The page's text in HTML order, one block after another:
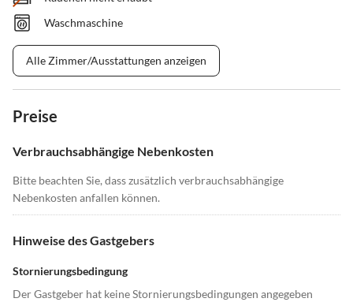
Waschmaschine
Alle Zimmer/Ausstattungen anzeigen
Preise
Verbrauchsabhängige Nebenkosten
Bitte beachten Sie, dass zusätzlich verbrauchsabhängige
Nebenkosten anfallen können.
Hinweise des Gastgebers
Stornierungsbedingung
Der Gastgeber hat keine Stornierungsbedingungen angegeben